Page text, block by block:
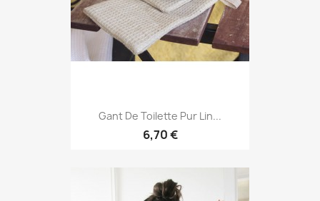
Gant De Toilette Pur Lin...
6,70 €